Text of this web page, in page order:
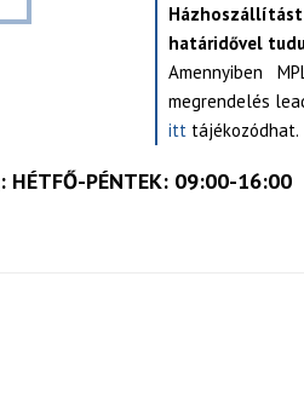
Házhoszállítást
határidővel
Amennyiben
megrendelés
itt tájékozódhat.
: HÉTFŐ-PÉNTEK: 09:00-16:00